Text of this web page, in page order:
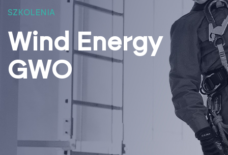
SZKOLENIA
Wind Energy
GWO